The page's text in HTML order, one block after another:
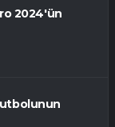
2024'ün